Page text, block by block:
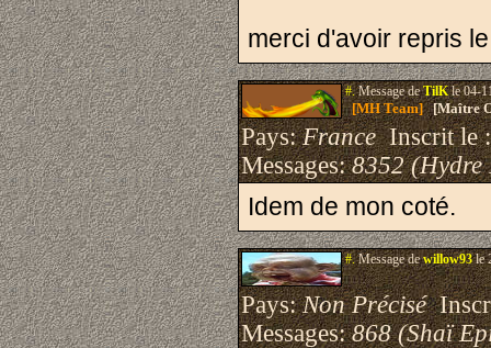
merci d'avoir repris
#.Message deTilKle 04-
[MH Team][Maître
Pays:FranceInscrit le
Messages:8352 (Hydre
Idem de mon coté.
#.Message dewillow93le
Pays:Non Précisé
Messages:868 (Shaï